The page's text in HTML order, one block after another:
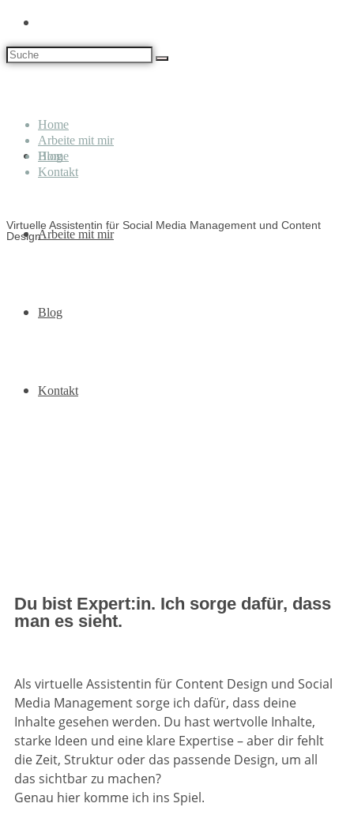
Home
Arbeite mit mir
Blog
Kontakt
Home
Arbeite mit mir
Blog
Kontakt
Virtuelle Assistentin für Social Media Management und Content
Design
Du bist Expert:in. Ich sorge dafür, dass
man es sieht.
Als virtuelle Assistentin für Content Design und Social
Media Management sorge ich dafür, dass deine
Inhalte gesehen werden. Du hast wertvolle Inhalte,
starke Ideen und eine klare Expertise – aber dir fehlt
die Zeit, Struktur oder das passende Design, um all
das sichtbar zu machen?
Genau hier komme ich ins Spiel.